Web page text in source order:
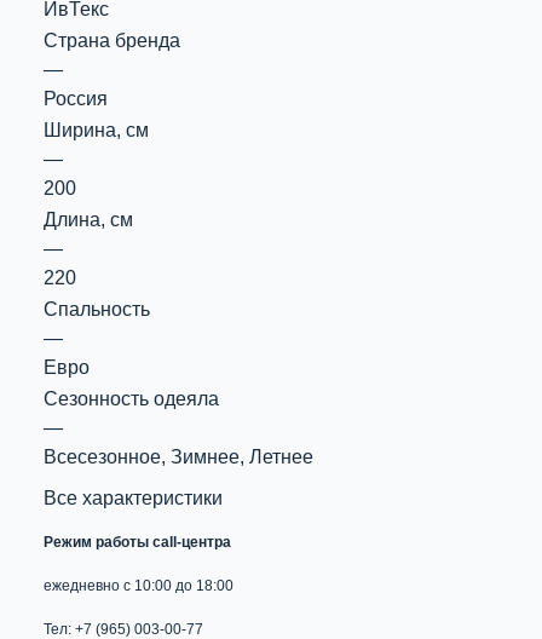
ИвТекс
Страна бренда
—
Россия
Ширина, см
—
200
Длина, см
—
220
Спальность
—
Евро
Сезонность одеяла
—
Всесезонное, Зимнее, Летнее
Все характеристики
Режим работы call-центра
ежедневно с 10:00 до 18:00
Тел: +7 (965) 003-00-77